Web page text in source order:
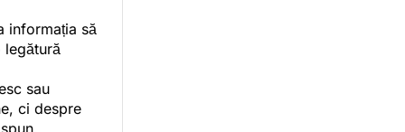
informația să
legătură
sau
ci despre